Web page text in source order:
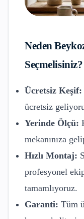
Neden
Seçmelisiniz?
Ücretsiz Keşif:
ücretsiz
Yerinde Ölçü:
mekanınıza
Hızlı Montaj:
profesyonel
tamamlıyoruz.
Garanti: Tüm